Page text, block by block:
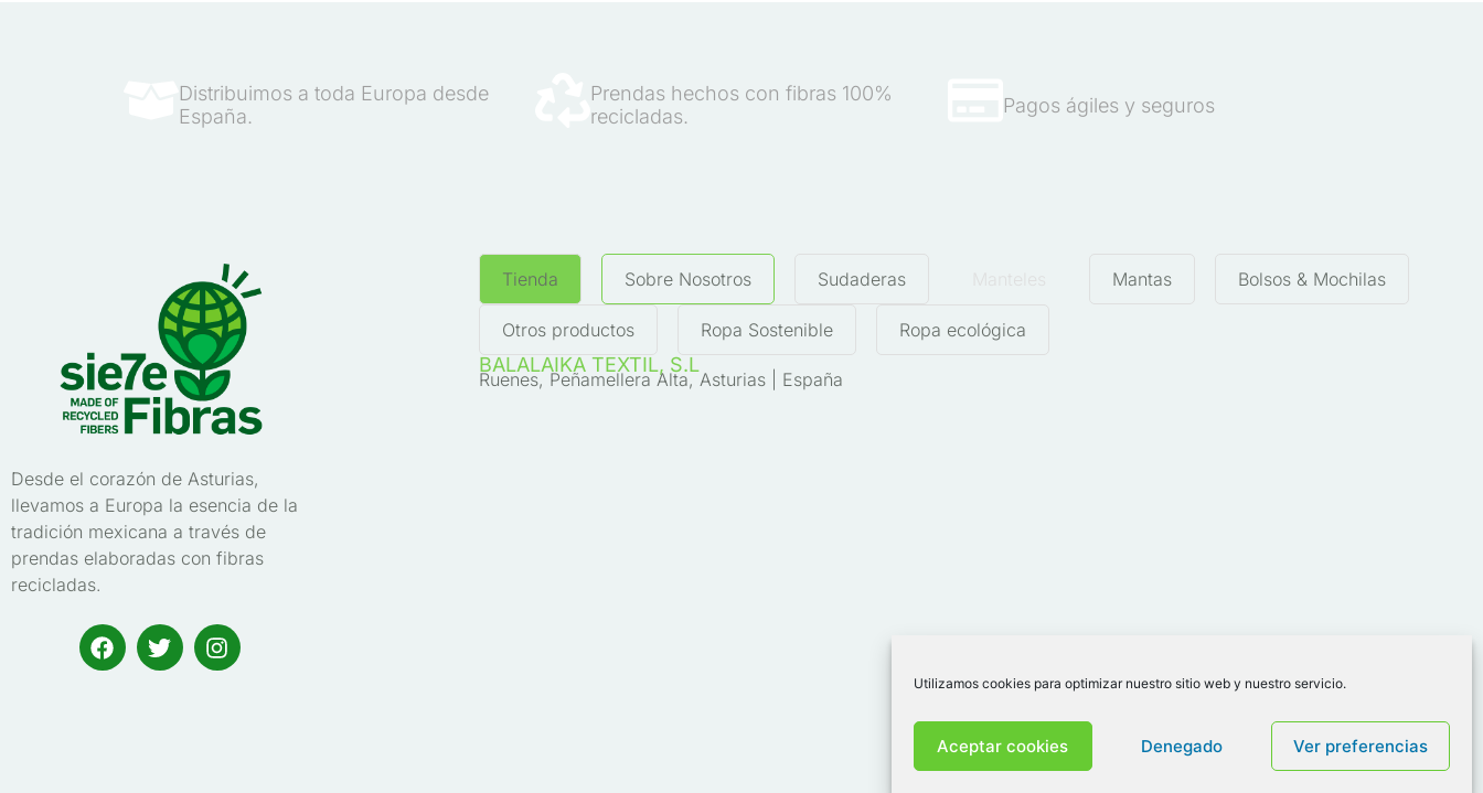
Utilizamos cookies para optimizar nuestro sitio web y nuestro servicio.
Aceptar cookies Denegado Ver preferencias
Distribuimos a toda Europa desde
España.
Prendas hechos con fibras 100%
recicladas.
Pagos ágiles y seguros
Desde el corazón de Asturias,
llevamos a Europa la esencia de la
tradición mexicana a través de
prendas elaboradas con fibras
recicladas.
Tienda Sobre Nosotros Sudaderas Mantas Bolsos & Mochilas
Otros productos Ropa Sostenible Ropa ecológica
BALALAIKA TEXTIL, S.L
Ruenes, Peñamellera Alta, Asturias | España